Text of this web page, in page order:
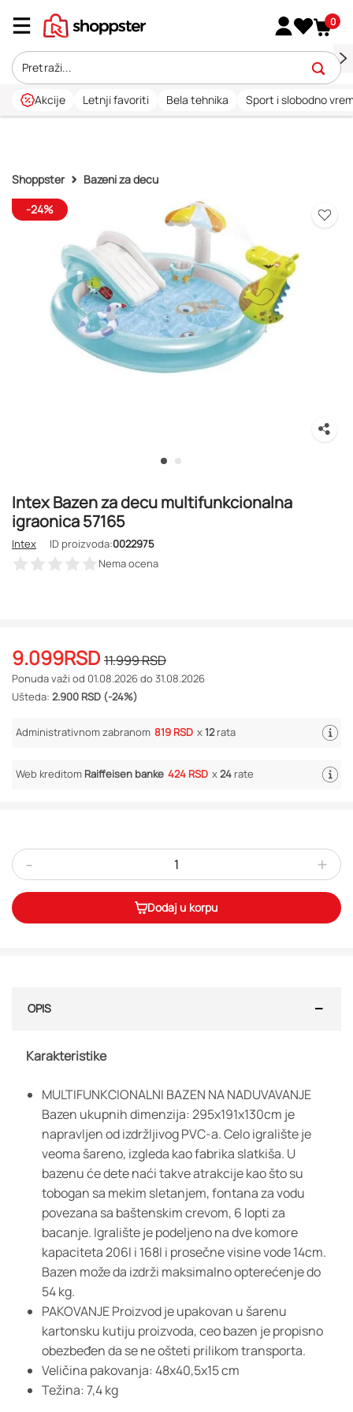
0
Akcije Letnji favoriti Bela tehnika Sport i slobodno
Shoppster
Bazeni za decu
-24%
Intex Bazen za decu multifunkcionalna
igraonica 57165
Intex ID proizvoda:0022975
Nema ocena
9.099RSD 11.999RSD
Ponuda važi od 01.08.2026 do 31.08.2026
Ušteda: 2.900 RSD (-24%)
Administrativnom zabranom 819 RSD x12rata
Web kreditom Raiffeisen banke 424 RSD x24 rate
- +
Dodaj u korpu
OPIS
Karakteristike
MULTIFUNKCIONALNI BAZEN NA NADUVAVANJE
Bazen ukupnih dimenzija: 295x191x130cm je
napravljen od izdržljivog PVC-a. Celo igralište je
veoma šareno, izgleda kao fabrika slatkiša. U
bazenu će dete naći takve atrakcije kao što su
tobogan sa mekim sletanjem, fontana za vodu
povezana sa baštenskim crevom, 6 lopti za
bacanje. Igralište je podeljeno na dve komore
kapaciteta 206l i 168l i prosečne visine vode 14cm.
Bazen može da izdrži maksimalno opterećenje do
54 kg.
PAKOVANJE Proizvod je upakovan u šarenu
kartonsku kutiju proizvoda, ceo bazen je propisno
obezbeđen da se ne ošteti prilikom transporta.
Veličina pakovanja: 48x40,5x15 cm
Težina: 7,4 kg